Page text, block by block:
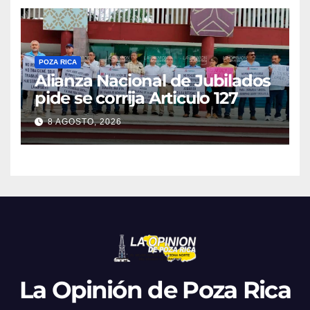
POZA RICA
Alianza Nacional de Jubilados
pide se corrija Articulo 127
8 AGOSTO, 2026
La Opinión de Poza Rica